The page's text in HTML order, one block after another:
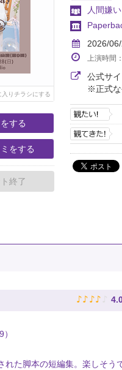
入りチラシにする
する
をする
終了
人間嫌い
2026/
上演時間
公式サイ
※正式な
♪ ♪ ♪ ♪ ♪
れた脚本の短編集。楽しそう